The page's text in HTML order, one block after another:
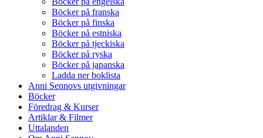
Böcker på franska
Böcker på finska
Böcker på estniska
Böcker på tjeckiska
Böcker på ryska
Böcker på japanska
Ladda ner boklista
Anni Sennovs utgivningar
Böcker
Föredrag & Kurser
Artiklar & Filmer
Uttalanden